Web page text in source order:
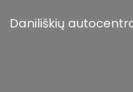
Daniliškių